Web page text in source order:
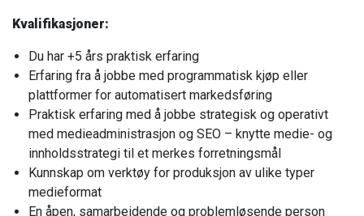
Kvalifikasjoner:
Du har +5 års praktisk erfaring
Erfaring fra å jobbe med programmatisk kjøp eller
plattformer for automatisert markedsføring
Praktisk erfaring med å jobbe strategisk og operativt
med medieadministrasjon og SEO – knytte medie- og
innholdsstrategi til et merkes forretningsmål
Kunnskap om verktøy for produksjon av ulike typer
medieformat
En åpen, samarbeidende og problemløsende person